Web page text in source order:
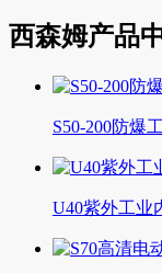
西森姆产品
S50-200防爆
U40紫外工业